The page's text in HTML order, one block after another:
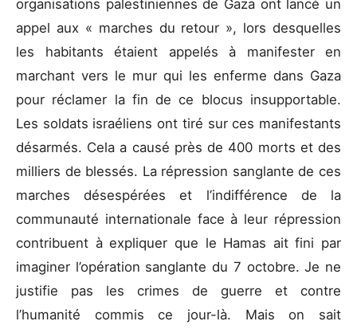
organisations palestiniennes de Gaza ont lancé un
appel aux « marches du retour », lors desquelles
les habitants étaient appelés à manifester en
marchant vers le mur qui les enferme dans Gaza
pour réclamer la fin de ce blocus insupportable.
Les soldats israéliens ont tiré sur ces manifestants
désarmés. Cela a causé près de 400 morts et des
milliers de blessés. La répression sanglante de ces
marches désespérées et l’indifférence de la
communauté internationale face à leur répression
contribuent à expliquer que le Hamas ait fini par
imaginer l’opération sanglante du 7 octobre. Je ne
justifie pas les crimes de guerre et contre
l’humanité commis ce jour-là. Mais on sait